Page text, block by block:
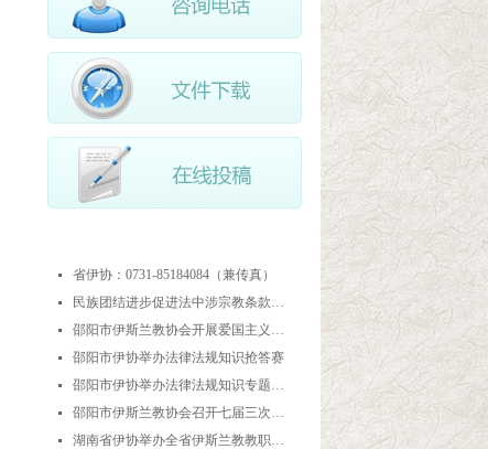
넷 省伊协：0731-85184084（兼传真）
넷 民族团结进步促进法中涉宗教条款解读
넷 邵阳市伊斯兰教协会开展爱国主义教育实践暨中华优秀传统文化研学活动
넷 邵阳市伊协举办法律法规知识抢答赛
넷 邵阳市伊协举办法律法规知识专题培训
넷 邵阳市伊斯兰教协会召开七届三次理事会
넷 湖南省伊协举办全省伊斯兰教教职人员解经培训暨“学法规、守戒律、重修为、树形象”主题演讲比赛